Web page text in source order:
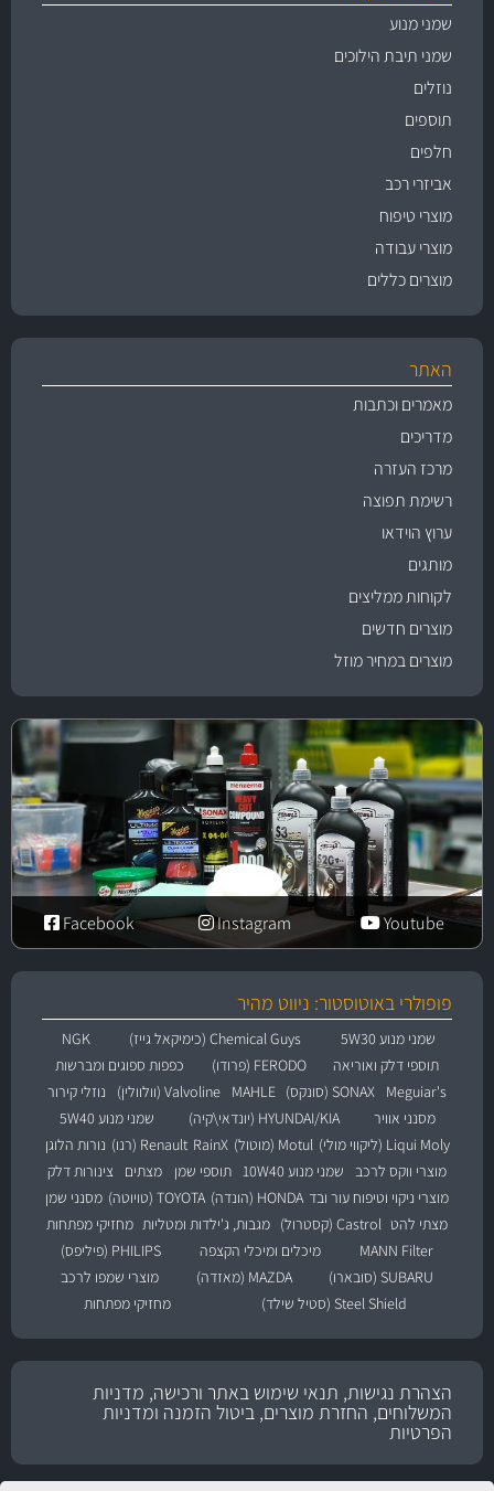
שמני מנוע
שמני תיבת הילוכים
נוזלים
תוספים
חלפים
אביזרי רכב
מוצרי טיפוח
מוצרי עבודה
מוצרים כללים
האתר
מאמרים וכתבות
מדריכים
מרכז העזרה
רשימת תפוצה
ערוץ הוידאו
מותגים
לקוחות ממליצים
מוצרים חדשים
מוצרים במחיר מוזל
Youtube
Instagram
Facebook
פופולרי באוטוסטור: ניווט מהיר
שמני מנוע 5W30 Chemical Guys (כימיקאל גייז)
NGK
תוספי דלק ואוריאה
FERODO (פרודו)
כפפות ספוגים ומברשות
Meguiar's
SONAX (סונקס) MAHLE Valvoline (וולוולין)
נוזלי קירור
מסנני אוויר
HYUNDAI/KIA (יונדאי\קיה)
שמני מנוע 5W40
Liqui Moly (ליקווי מולי)
Motul (מוטול) RainX Renault (רנו)
נורות הלוגן
מוצרי ווקס לרכב
שמני מנוע 10W40 תוספי שמן מצתים
צינורות דלק
מוצרי ניקוי וטיפוח עור ובד HONDA (הונדה) TOYOTA (טויוטה)
מסנני שמן
מצתי להט Castrol (קסטרול) מגבות, ג'ילדות ומטליות מחזיקי מפתחות
MANN Filter
מיכלים ומיכלי הקצפה
PHILIPS (פיליפס)
SUBARU (סובארו)
MAZDA (מאזדה)
מוצרי שמפו לרכב
Steel Shield (סטיל שילד)
מחזיקי מפתחות
הצהרת נגישות, תנאי שימוש באתר ורכישה, מדניות
המשלוחים, החזרת מוצרים, ביטול הזמנה ומדניות
הפרטיות